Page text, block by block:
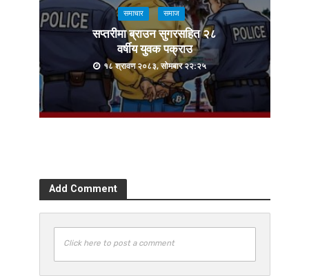
समाचार समाज
सप्तरीमा ब्राउन सुगरसहित २८
वर्षीय युवक पक्राउ
१८ श्रावण २०८३, सोमबार २२:२५
Add Comment
Click here to post a comment